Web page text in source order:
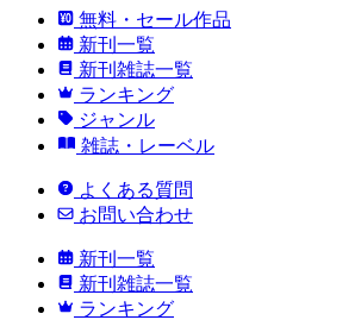
無料・セール作品
新刊一覧
新刊雑誌一覧
ランキング
ジャンル
雑誌・レーベル
よくある質問
お問い合わせ
新刊一覧
新刊雑誌一覧
ランキング